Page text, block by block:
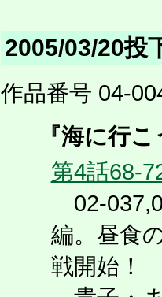
2005/03/20投
作品番号 04-
『海に行
第4話68-
02-
編。昼食
戦開始！